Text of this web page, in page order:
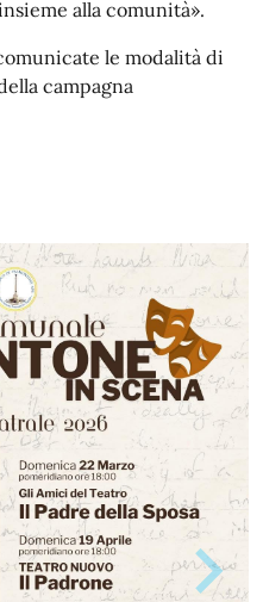
alla comunità».
le modalità di
campagna